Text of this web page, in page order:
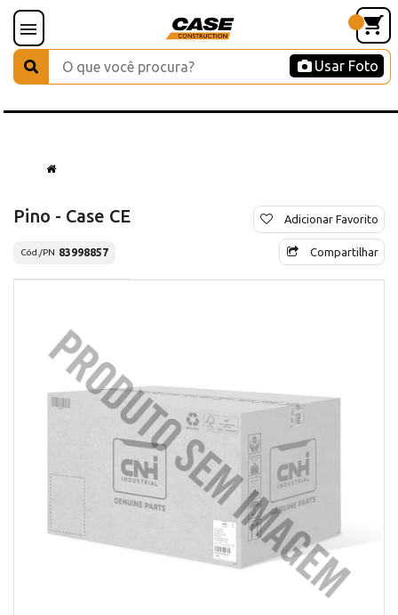
Usar Foto
Pino - Case CE
Cód./PN 83998857
Adicionar Favorito
Compartilhar